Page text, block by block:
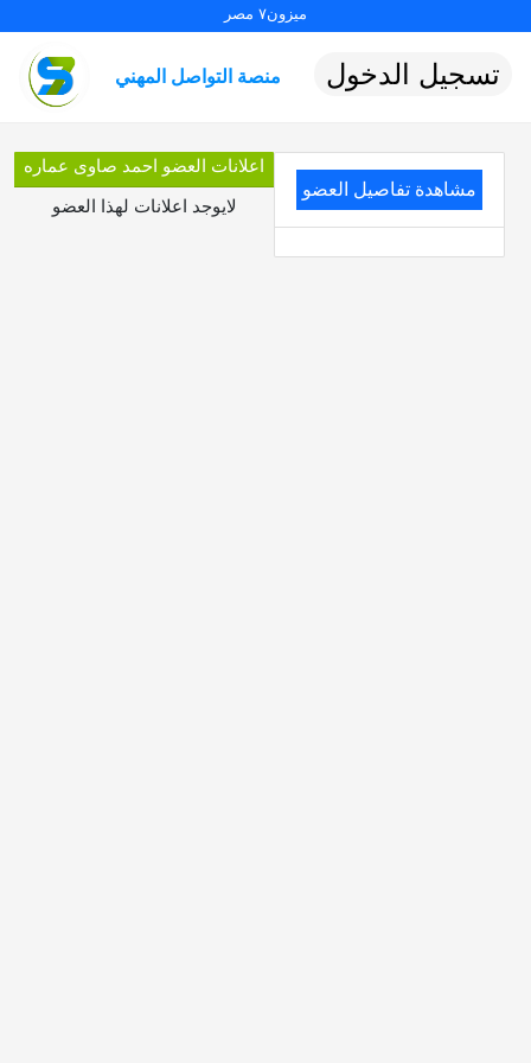
ميزون٧ مصر
منصة التواصل المهني تسجيل الدخول
مشاهدة تفاصيل العضو
اعلانات العضو احمد صاوى عماره
لايوجد اعلانات لهذا العضو